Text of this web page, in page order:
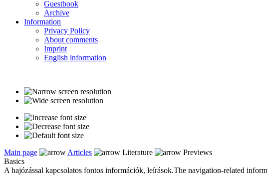
Guestbook
Archive
Information
Privacy Policy
About comments
Imprint
English information
Main page Articles Literature
Previews
Basics
A hajózással kapcsolatos fontos információk, leírások.The navigation-related